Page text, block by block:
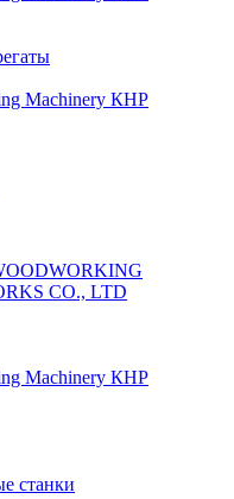
Machinery КНР
CO., LTD
Machinery КНР
станки